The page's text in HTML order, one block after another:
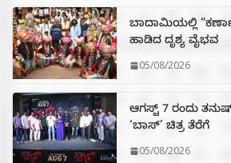
ಬಾದಾಮಿಯಲ್ಲಿ
ಹಾಡಿದ ದೃಶ್ಯ ವೈಭವ
05/08/2026
ಆಗಸ್ಟ್ 7 ರಂದು
‘ಬಾಸ್’ ಚಿತ್ರ ತೆರೆಗೆ
05/08/2026